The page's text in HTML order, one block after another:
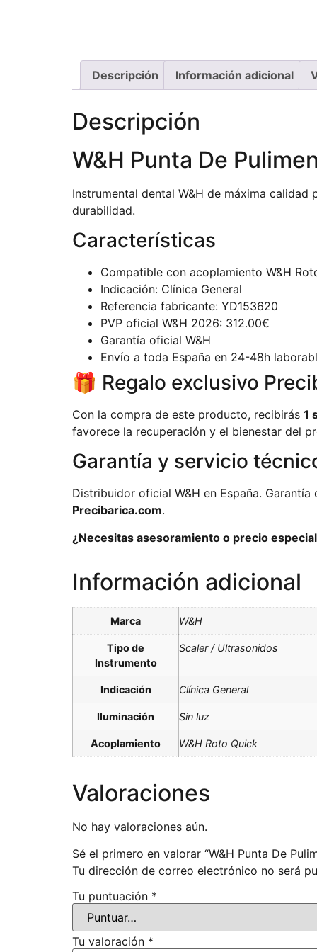
Descripción Información adicional
Descripción
W&H Punta De
Instrumental dental W&H de máxima
durabilidad.
Características
Compatible con acoplamiento W&H
Indicación: Clínica General
Referencia fabricante: YD153620
PVP oficial W&H 2026: 312.00€
Garantía oficial W&H
Envío a toda España en 24-48h
🎁 Regalo exclusivo
Con la compra de este producto, recibirás 1
favorece la recuperación y el bienestar del
Garantía y servicio
Distribuidor oficial W&H en España.
Precibarica.com.
¿Necesitas asesoramiento o precio
Información adicional
Marca W&H
Tipo de
Instrumento
Scaler / Ultrasonidos
Indicación Clínica General
Iluminación Sin luz
Acoplamiento W&H Roto Quick
Valoraciones
No hay valoraciones aún.
Sé el primero en valorar “W&H Punta De
Tu dirección de correo electrónico no será
Tu puntuación *
Tu valoración *